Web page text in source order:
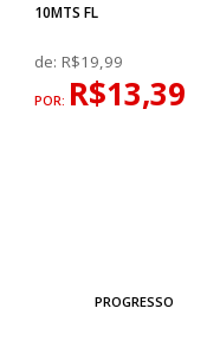
10MTS FL
de: R$19,99
POR: R$13,39
PROGRESSO